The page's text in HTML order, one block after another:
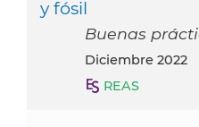
y fósil
Buenas
diciembre 2022
REAS